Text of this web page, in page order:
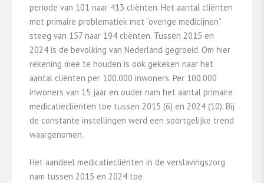
periode van 101 naar 413 cliënten. Het aantal cliënten
met primaire problematiek met “overige medicijnen”
steeg van 157 naar 194 cliënten. Tussen 2015 en
2024 is de bevolking van Nederland gegroeid. Om hier
rekening mee te houden is ook gekeken naar het
aantal cliënten per 100.000 inwoners. Per 100.000
inwoners van 15 jaar en ouder nam het aantal primaire
medicatiecliënten toe tussen 2015 (6) en 2024 (10). Bij
de constante instellingen werd een soortgelijke trend
waargenomen.
Het aandeel medicatiecliënten in de verslavingszorg
nam tussen 2015 en 2024 toe